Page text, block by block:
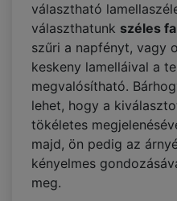
választható
választhatunk széles
szűri a napfényt, vagy
keskeny lamelláival a
megvalósítható.
lehet, hogy a
tökéletes
majd, ön pedig az
kényelmes
meg.